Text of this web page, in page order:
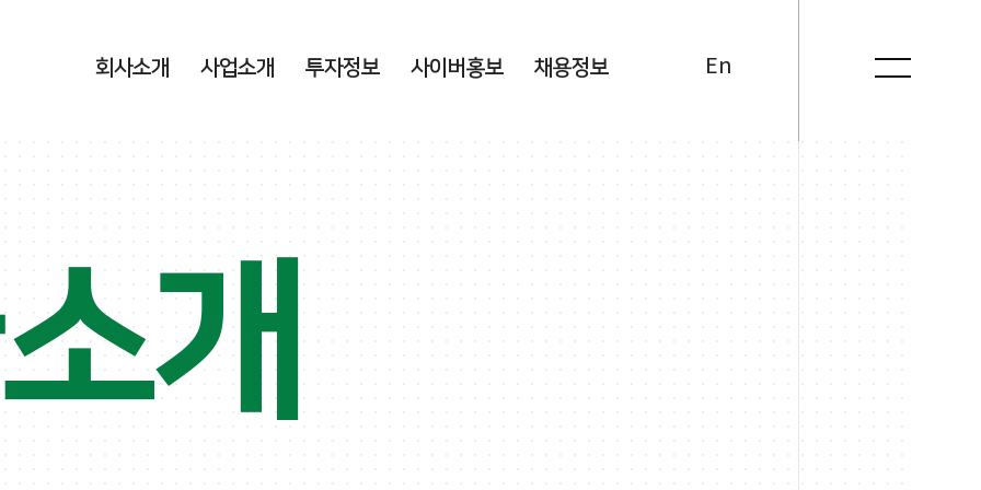
회사소개 사업소개 투자정보 사이버홍보 채용정보 En
개